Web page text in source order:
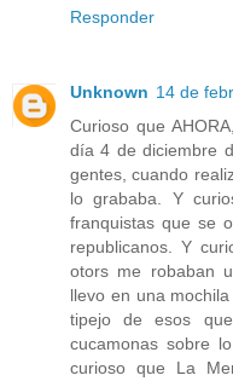
Responder
Unknown 14 de
Curioso que
día 4 de diciembre
gentes, cuando
lo grababa. Y
franquistas que se
republicanos. Y
otors me robaban
llevo en una
tipejo de esos
cucamonas sobre
curioso que La